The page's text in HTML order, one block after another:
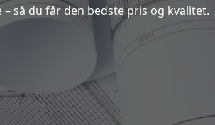
så du får den bedste pris og kvalitet.